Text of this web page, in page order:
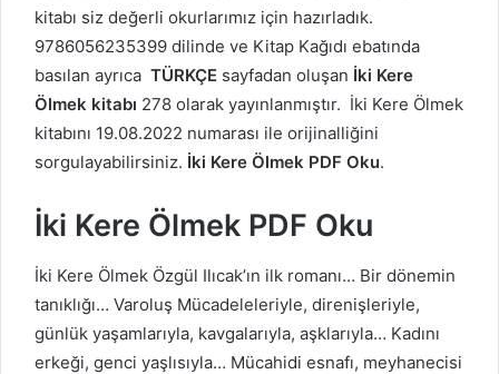
kitabı siz değerli okurlarımız için hazırladık.
9786056235399 dilinde ve Kitap Kağıdı ebatında
basılan ayrıca TÜRKÇE sayfadan oluşan İki Kere
Ölmek kitabı 278 olarak yayınlanmıştır. İki Kere Ölmek
kitabını 19.08.2022 numarası ile orijinalliğini
sorgulayabilirsiniz. İki Kere Ölmek PDF Oku.
İki Kere Ölmek PDF Oku
İki Kere Ölmek Özgül Ilıcak’ın ilk romanı… Bir dönemin
tanıklığı… Varoluş Mücadeleleriyle, direnişleriyle,
günlük yaşamlarıyla, kavgalarıyla, aşklarıyla… Kadını
erkeği, genci yaşlısıyla… Mücahidi esnafı, meyhanecisi